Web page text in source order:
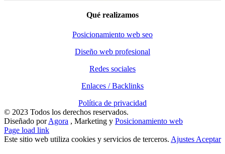
Qué realizamos
Posicionamiento web seo
Diseño web profesional
Redes sociales
Enlaces / Backlinks
Política de privacidad
© 2023 Todos los derechos reservados.
Diseñado porAgora , Marketing y Posicionamiento web
Page load link
Este sitio web utiliza cookies y servicios de terceros. Ajustes Aceptar